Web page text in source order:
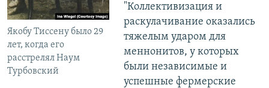
Якобу Тиссену было 29
лет, когда его
расстрелял Наум
Турбовский
"Коллективизация и
раскулачивание оказались
тяжелым ударом для
меннонитов, у которых
были независимые и
успешные фермерские